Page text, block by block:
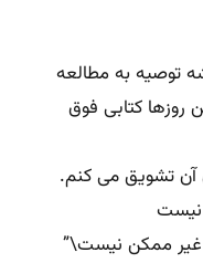
توصیه به مطالعه
کتابی فوق
آن تشویق می کنم.
نیست
غیر ممکن نیست\”